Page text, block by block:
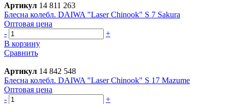
Артикул 14 811 263
Блесна колебл. DAIWA "Laser Chinook" S 7 Sakura
Оптовая цена
-
+
В корзину
Сравнить
Артикул 14 842 548
Блесна колебл. DAIWA "Laser Chinook" S 17 Mazume
Оптовая цена
-
+